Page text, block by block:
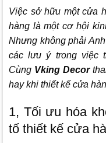
Việc sở hữu một cửa
hàng là một cơ hội
Nhưng không phải
các lưu ý trong việc
Cùng Vking Decor
hay khi thiết kế cửa
1, Tối ưu hóa
tố thiết kế cửa